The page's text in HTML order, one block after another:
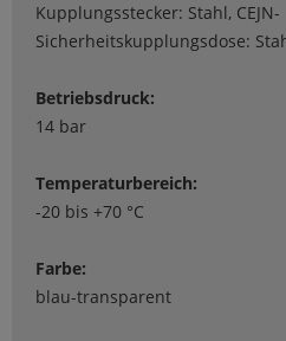
Kupplungsstecker: Stahl, CEJN-
Sicherheitskupplungsdose:
Betriebsdruck:
14 bar
Temperaturbereich:
-20 bis +70 °C
Farbe:
blau-transparent